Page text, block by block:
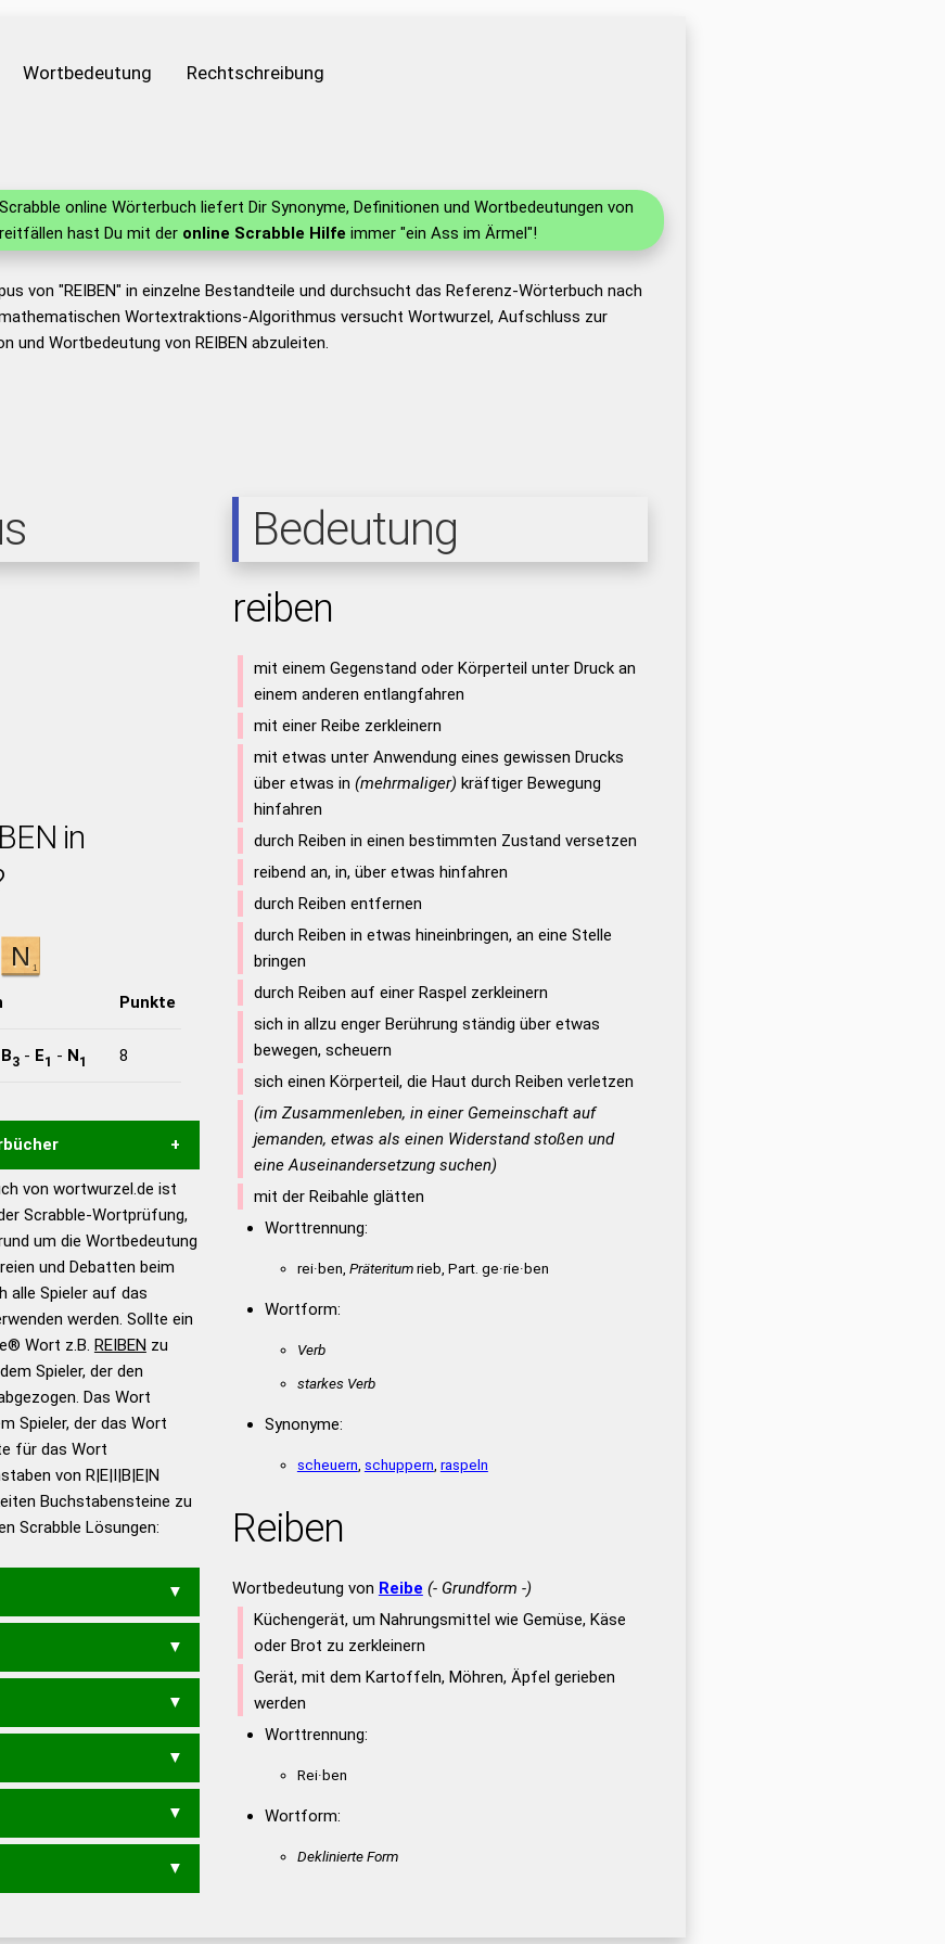
Wortbedeutung Rechtschreibung
online Wörterbuch liefert Dir Synonyme, Definitionen und Wortbedeutungen von
hast Du mit der online Scrabble Hilfe immer "ein Ass im Ärmel"!
von "REIBEN" in einzelne Bestandteile und durchsucht das Referenz-Wörterbuch nach
Wortextraktions-Algorithmus versucht Wortwurzel, Aufschluss zur
und Wortbedeutung von REIBEN abzuleiten.
in
Punkte
B3- E1 - N1 8
semantischen
Anhaltspunkte zu
und Wortform, um die
Scrabble-Spiel zu
Scrabble-
Standardwerk in 12
– Richtiges und gutes
Die deutsche Grammatik
Deutsches
von wortwurzel.de ist
Scrabble-Wortprüfung,
um die Wortbedeutung
und Debatten beim
alle Spieler auf das
werden. Sollte ein
Wort z.B. REIBEN zu
Spieler, der den
Das Wort
Spieler, der das Wort
für das Wort
von R|E|I|B|E|N
Buchstabensteine zu
Scrabble Lösungen:
ERBEN
Bedeutung
reiben
mit einem Gegenstand oder Körperteil unter Druck an
einem anderen entlangfahren
mit einer Reibe zerkleinern
mit etwas unter Anwendung eines gewissen Drucks
über etwas in (mehrmaliger) kräftiger Bewegung
hinfahren
durch Reiben in einen bestimmten Zustand versetzen
reibend an, in, über etwas hinfahren
durch Reiben entfernen
durch Reiben in etwas hineinbringen, an eine Stelle
bringen
durch Reiben auf einer Raspel zerkleinern
sich in allzu enger Berührung ständig über etwas
bewegen, scheuern
sich einen Körperteil, die Haut durch Reiben verletzen
(im Zusammenleben, in einer Gemeinschaft auf
jemanden, etwas als einen Widerstand stoßen und
eine Auseinandersetzung suchen)
mit der Reibahle glätten
Worttrennung:
rei·ben, Präteritumrieb, Part. ge·rie·ben
Wortform:
Verb
starkes Verb
Synonyme:
scheuern schuppern raspeln
Reiben
Wortbedeutung von Reibe (- Grundform -)
Küchengerät, um Nahrungsmittel wie Gemüse, Käse
oder Brot zu zerkleinern
Gerät, mit dem Kartoffeln, Möhren, Äpfel gerieben
werden
Worttrennung:
Rei·ben
Wortform:
Deklinierte Form